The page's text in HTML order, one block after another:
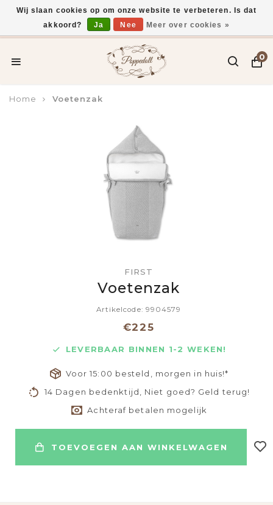
Voor 15:00 uur besteld, vandaag verzonden*
0
Home Voetenzak
FIRST
Voetenzak
Artikelcode: 9904579
€225
LEVERBAAR BINNEN 1-2 WEKEN!
Voor 15:00 besteld, morgen in huis!*
14 Dagen bedenktijd, Niet goed? Geld terug!
Achteraf betalen mogelijk
TOEVOEGEN AAN WINKELWAGEN
Wij slaan cookies op om onze website te verbeteren. Is dat
akkoord?
Ja Nee Meer over cookies »